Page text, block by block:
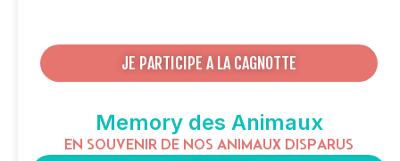
JE PARTICIPE A LA CAGNOTTE
Memory des Animaux
EN SOUVENIR DE NOS ANIMAUX DISPARUS